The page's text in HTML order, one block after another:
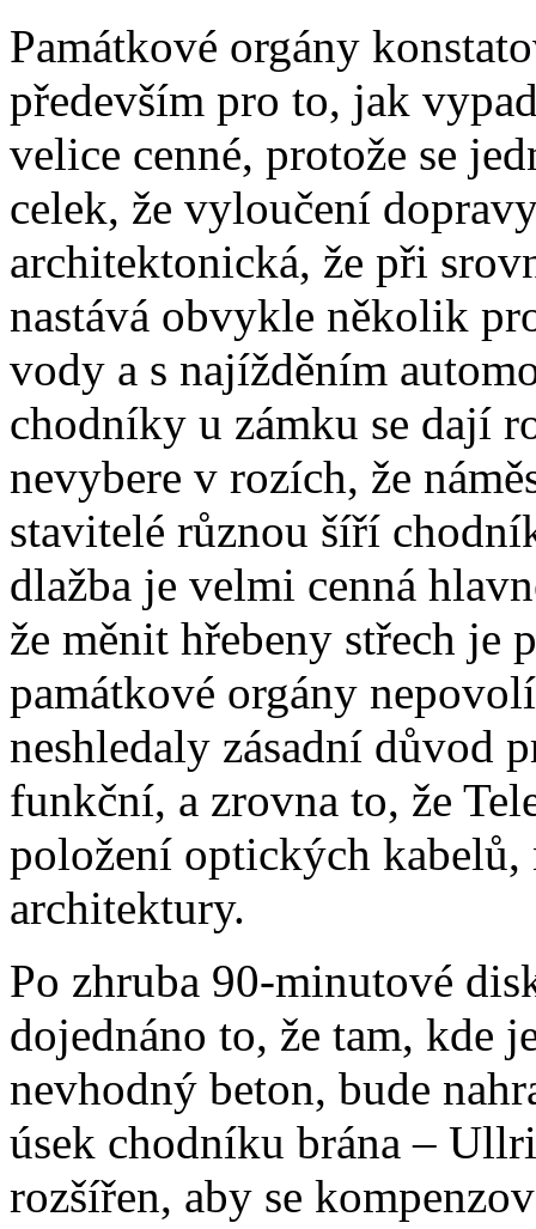
Památkové orgány
především pro to, jak
velice cenné, protože se
celek, že vyloučení
architektonická, že při
nastává obvykle několik
vody a s najížděním
chodníky u zámku se dají
nevybere v rozích, že
stavitelé různou šíří
dlažba je velmi cenná
že měnit hřebeny střech
památkové orgány
neshledaly zásadní důvod
funkční, a zrovna to, že
položení optických kabelů,
architektury.
Po zhruba 90-minutové
dojednáno to, že tam, kde
nevhodný beton, bude
úsek chodníku brána –
rozšířen, aby se